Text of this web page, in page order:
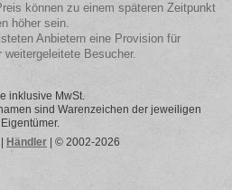
können zu einem späteren Zeitpunkt
höher sein.
Anbietern eine Provision für
Besucher.
inklusive MwSt.
sind Warenzeichen der jeweiligen
Eigentümer.
Händler | © 2002-2026